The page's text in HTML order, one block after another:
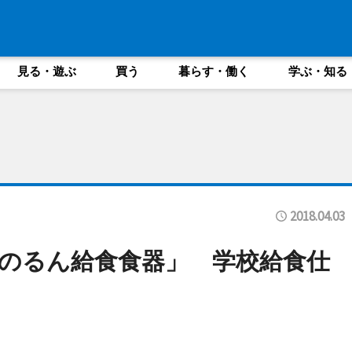
見る・遊ぶ 買う 暮らす・働く 学ぶ・知る
2018.04.03
るん給食食器」 学校給食仕